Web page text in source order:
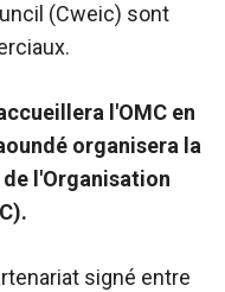
(Cweic) sont
l'OMC en
organisera la
l'Organisation
signé entre